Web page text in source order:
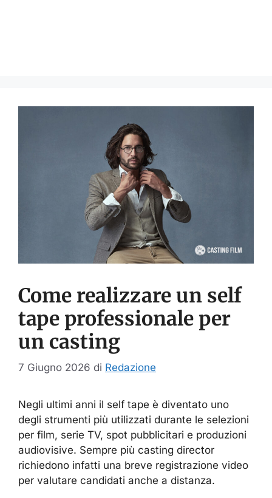
Come realizzare un self
tape professionale per
un casting
7 Giugno 2026 di Redazione
Negli ultimi anni il self tape è diventato uno
degli strumenti più utilizzati durante le selezioni
per film, serie TV, spot pubblicitari e produzioni
audiovisive. Sempre più casting director
richiedono infatti una breve registrazione video
per valutare candidati anche a distanza.